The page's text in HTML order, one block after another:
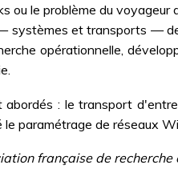
ou le problème du voyageur
systèmes et transports — de
opérationnelle,
abordés : le transport
paramétrage de réseaux
française de